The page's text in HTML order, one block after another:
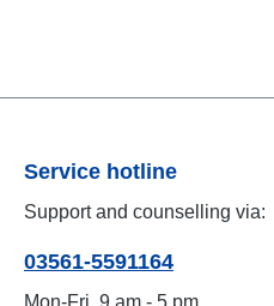
Service hotline
Support and counselling via:
03561-5591164